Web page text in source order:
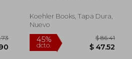
Koehler Books, Tapa Dura,
Nuevo